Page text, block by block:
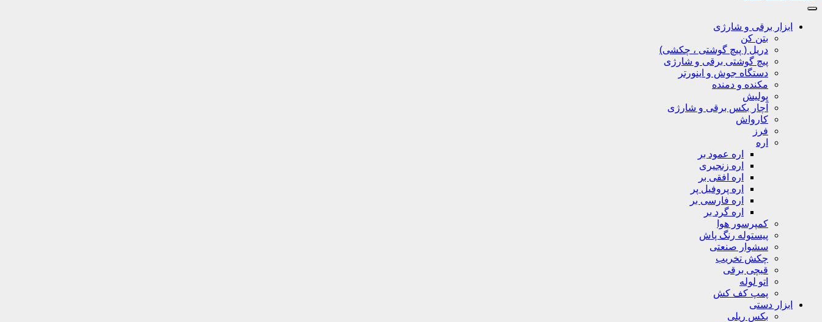
ابزار برقی و شارژی
بتن کن
دریل ( پیچ گوشتی ، چکشی)
پیچ گوشتی برقی و شارژی
دستگاه جوش و اینورتر
مکنده و دمنده
پولیش
آچار بکس برقی و شارژی
کارواش
فرز
اره
اره عمود بر
اره زنجیری
اره افقی بر
اره پروفیل پر
اره فارسی بر
اره گرد بر
کمپرسور هوا
پیستوله رنگ پاش
سشوار صنعتی
چکش تخریب
قیچی برقی
اتو لوله
پمپ کف کش
ابزار دستی
بکس ریلی